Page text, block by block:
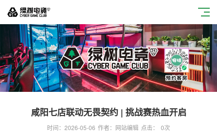
咸阳七店联动无畏契约 | 挑战赛热血开启
时间：2026-05-06 作者：网站编辑 点击： 0次